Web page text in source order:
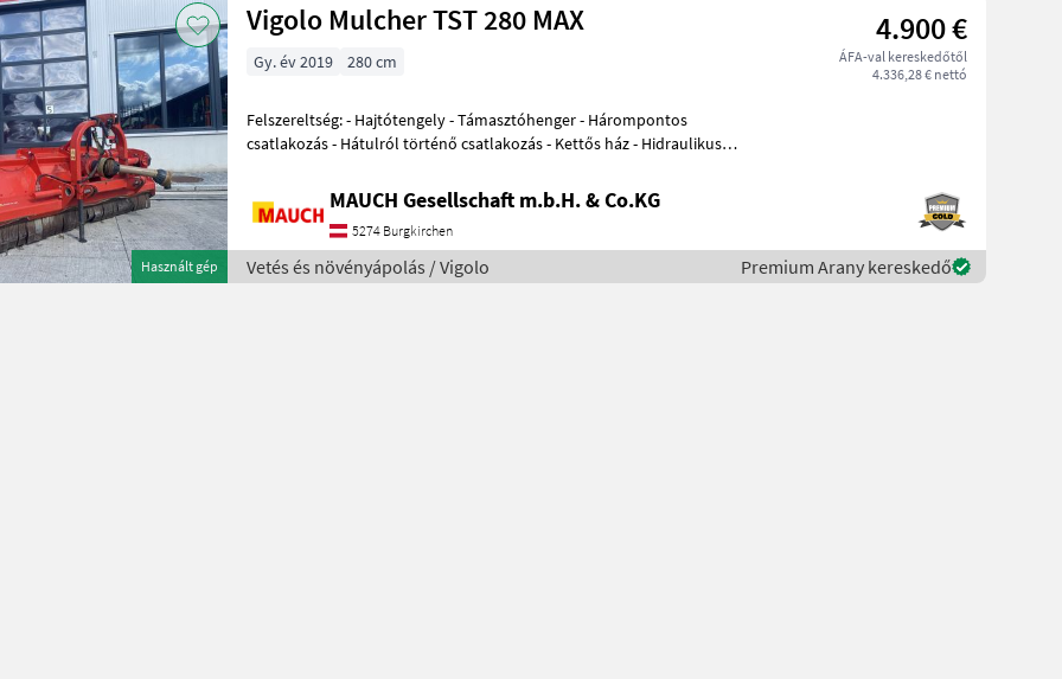
Használt gép
Vigolo Mulcher TST 280 MAX 4.900 €
ÁFA-val kereskedőtől
4.336,28 € nettó
Gy. év 2019 280 cm
Felszereltség: - Hajtótengely - Támasztóhenger - Hárompontos
csatlakozás - Hátulról történő csatlakozás - Kettős ház - Hidraulikus
MAUCH Gesellschaft m.b.H. & Co.KG
5274 Burgkirchen
Vetés és növényápolás / Vigolo Premium Arany kereskedő